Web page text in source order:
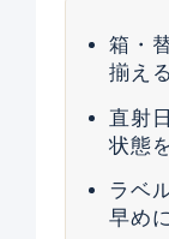
箱・
揃える
直射
状態
ラベ
早め